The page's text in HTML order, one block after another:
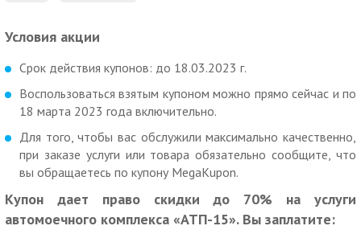
Условия акции
Срок действия купонов: до 18.03.2023 г.
Воспользоваться взятым купоном можно прямо сейчас и по
18 марта 2023 года включительно.
Для того, чтобы вас обслужили максимально качественно,
при заказе услуги или товара обязательно сообщите, что
вы обращаетесь по купону MegaKupon.
Купон дает право скидки до 70% на услуги
автомоечного комплекса «АТП-15». Вы заплатите: